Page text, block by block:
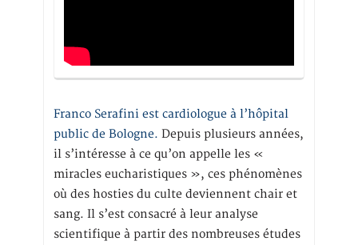
Franco Serafini est cardiologue à l’hôpital
public de Bologne. Depuis plusieurs années,
il s’intéresse à ce qu’on appelle les «
miracles eucharistiques », ces phénomènes
où des hosties du culte deviennent chair et
sang. Il s’est consacré à leur analyse
scientifique à partir des nombreuses études